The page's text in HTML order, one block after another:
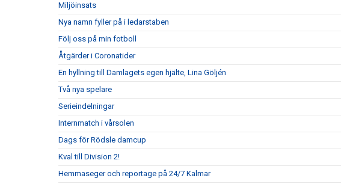
Miljöinsats
Nya namn fyller på i ledarstaben
Följ oss på min fotboll
Åtgärder i Coronatider
En hyllning till Damlagets egen hjälte, Lina Göljén
Två nya spelare
Serieindelningar
Internmatch i vårsolen
Dags för Rödsle damcup
Kval till Division 2!
Hemmaseger och reportage på 24/7 Kalmar